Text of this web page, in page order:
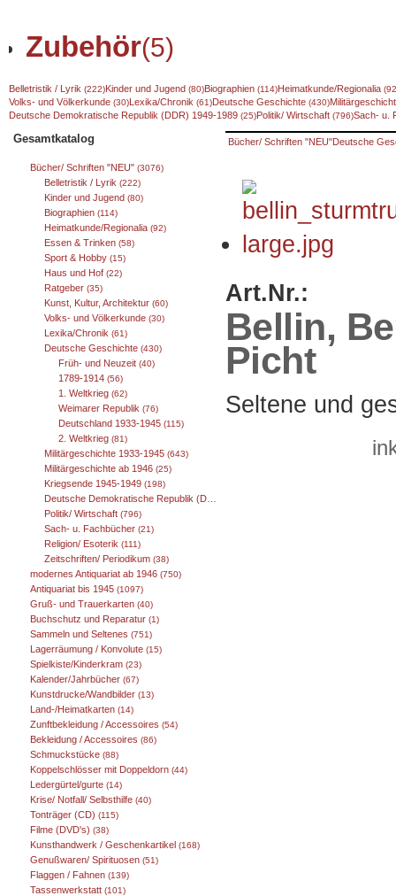
Zubehör(5)
Belletristik / Lyrik (222)Kinder und Jugend (80)Biographien (114)Heimatkunde/Regionalia
Volks- und Völkerkunde (30)Lexika/Chronik (61)Deutsche Geschichte (430)
Deutsche Demokratische Republik (DDR) 1949-1989 (25)Politik/ Wirtschaft (796)Sach- u.
Gesamtkatalog
Bücher/ Schriften "NEU" (3076)
Belletristik / Lyrik (222)
Kinder und Jugend (80)
Biographien (114)
Heimatkunde/Regionalia (92)
Essen & Trinken (58)
Sport & Hobby (15)
Haus und Hof (22)
Ratgeber (35)
Kunst, Kultur, Architektur (60)
Volks- und Völkerkunde (30)
Lexika/Chronik (61)
Deutsche Geschichte (430)
Früh- und Neuzeit (40)
1789-1914 (56)
1. Weltkrieg (62)
Weimarer Republik (76)
Deutschland 1933-1945 (115)
2. Weltkrieg (81)
Militärgeschichte 1933-1945 (643)
Militärgeschichte ab 1946 (25)
Kriegsende 1945-1949 (198)
Deutsche Demokratische Republik (DDR) 1949-1989
Politik/ Wirtschaft (796)
Sach- u. Fachbücher (21)
Religion/ Esoterik (111)
Zeitschriften/ Periodikum (38)
modernes Antiquariat ab 1946 (750)
Antiquariat bis 1945 (1097)
Gruß- und Trauerkarten (40)
Buchschutz und Reparatur (1)
Sammeln und Seltenes (751)
Lagerräumung / Konvolute (15)
Spielkiste/Kinderkram (23)
Kalender/Jahrbücher (67)
Kunstdrucke/Wandbilder (13)
Land-/Heimatkarten (14)
Zunftbekleidung / Accessoires (54)
Bekleidung / Accessoires (86)
Schmuckstücke (88)
Koppelschlösser mit Doppeldorn (44)
Ledergürtel/gurte (14)
Krise/ Notfall/ Selbsthilfe (40)
Tonträger (CD) (115)
Filme (DVD's) (38)
Kunsthandwerk / Geschenkartikel (168)
Genußwaren/ Spirituosen (51)
Flaggen / Fahnen (139)
Tassenwerkstatt (101)
Bücher/ Schriften "NEU"Deutsche
Art.Nr.:
Bellin,
Picht
Seltene und